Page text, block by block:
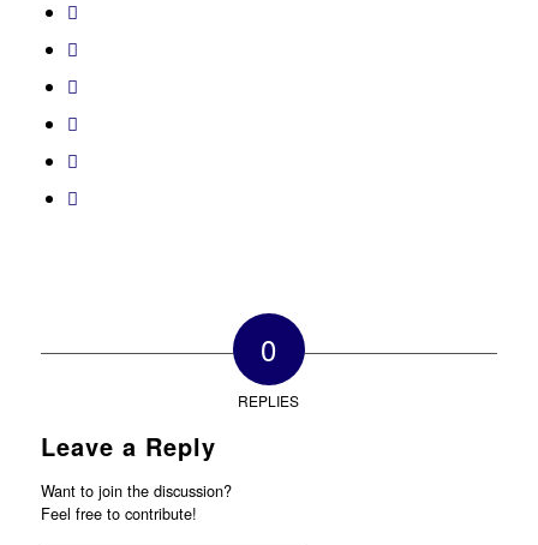
0
REPLIES
Leave a Reply
Want to join the discussion?
Feel free to contribute!